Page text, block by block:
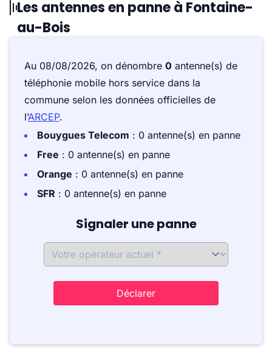
Les antennes en panne à Fontaine-
au-Bois
Au 08/08/2026, on dénombre 0 antenne(s) de
téléphonie mobile hors service dans la
commune selon les données officielles de
l’ARCEP.
Bouygues Telecom : 0 antenne(s) en panne
Free : 0 antenne(s) en panne
Orange : 0 antenne(s) en panne
SFR : 0 antenne(s) en panne
Signaler une panne
Déclarer